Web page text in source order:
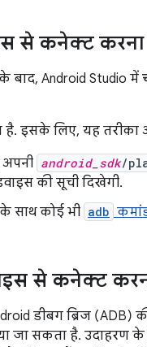
से कनेक्ट करना
Android Studio में
है. इसके लिए, यह तरीका
android_sdk/
की सूची दिखेगी.
साथ कोई भी adb
से कनेक्ट
डीबग ब्रिज
जा सकता है.